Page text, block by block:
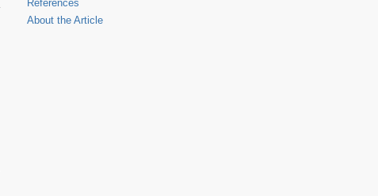
References
About the Article